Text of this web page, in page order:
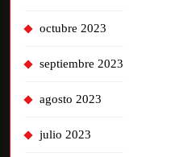
octubre 2023
septiembre 2023
agosto 2023
julio 2023